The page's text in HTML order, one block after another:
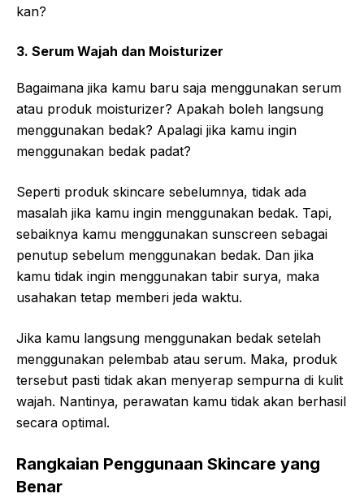
kan?
3. Serum Wajah dan Moisturizer
Bagaimana jika kamu baru saja menggunakan serum
atau produk moisturizer? Apakah boleh langsung
menggunakan bedak? Apalagi jika kamu ingin
menggunakan bedak padat?
Seperti produk skincare sebelumnya, tidak ada
masalah jika kamu ingin menggunakan bedak. Tapi,
sebaiknya kamu menggunakan sunscreen sebagai
penutup sebelum menggunakan bedak. Dan jika
kamu tidak ingin menggunakan tabir surya, maka
usahakan tetap memberi jeda waktu.
Jika kamu langsung menggunakan bedak setelah
menggunakan pelembab atau serum. Maka, produk
tersebut pasti tidak akan menyerap sempurna di kulit
wajah. Nantinya, perawatan kamu tidak akan berhasil
secara optimal.
Rangkaian Penggunaan Skincare yang
Benar